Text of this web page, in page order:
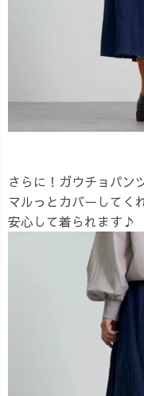
さらに！ガウチョパン
マルっとカバーしてく
安心して着られます♪